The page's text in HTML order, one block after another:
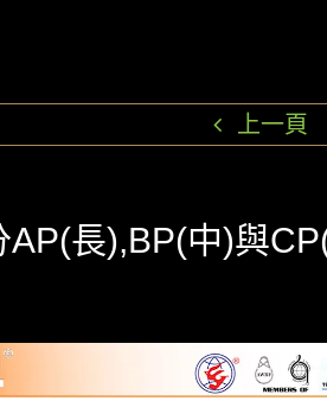
上一頁
長),BP(中)與